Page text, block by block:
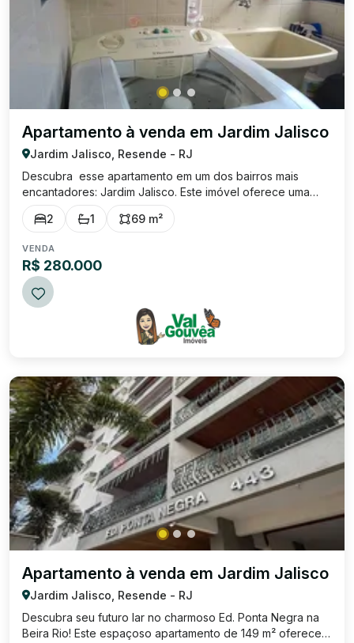
Apartamento à venda em Jardim Jalisco
Jardim Jalisco, Resende - RJ
Descubra esse apartamento em um dos bairros mais
encantadores: Jardim Jalisco. Este imóvel oferece uma
área construída de 69,09 m² , proporcionando
praticidade devido a sua excelente localização, perto de
2 1 69 m²
VENDA
R$ 280.000
Apartamento à venda em Jardim Jalisco
Jardim Jalisco, Resende - RJ
Descubra seu futuro lar no charmoso Ed. Ponta Negra na
Beira Rio! Este espaçoso apartamento de 149 m² oferece a